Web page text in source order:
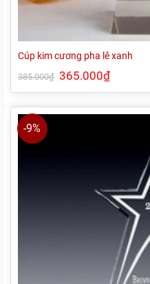
Cúp kim cương pha lê xanh
385.000₫ Giá
gốc
là:
365.000₫Giá
hiện
tại
365.000₫.
-9%